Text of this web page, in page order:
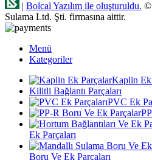
| Bolcal Yazılım ile oluşturuldu. ©
Sulama Ltd. Şti. firmasına aittir.
Menü
Kategoriler
Kaplin Ek
Kilitli Bağlantı Parçaları
PVC Ek
Ek Parçaları
Boru Ve Ek Parçaları